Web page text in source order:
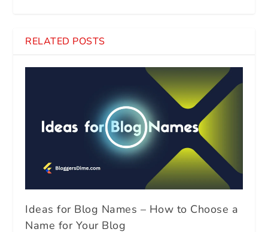
RELATED POSTS
Ideas for Blog Names – How to Choose a
Name for Your Blog